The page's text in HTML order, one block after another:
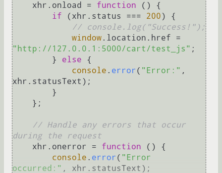
    xhr.
onload = function ( ) {
if (xhr. status === 200) {
// console.log("Success!");
window. location . href
"http://127.0.0.1:5000/cart/test_js" ;
        }
else {
console . error ( "Error:" ,
xhr. statusText );
// Handle any errors that occur
during the request
    xhr.
onerror = function ( ) {
console . error ( "Error
occurred:" , xhr. statusText );